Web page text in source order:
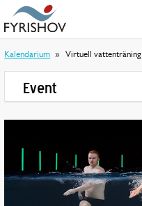
Kalendarium Virtuell vattenträning
Event